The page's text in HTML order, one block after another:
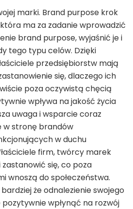
marki. Brand purpose krok
ma za zadanie wprowadzić
brand purpose, wyjaśnić je i
tego typu celów. Dzięki
przedsiębiorstw mają
się, dlaczego ich
poza oczywistą chęcią
wpływa na jakość życia
uwaga i wsparcie coraz
w stronę brandów
w duchu
firm, twórcy marek
się, co poza
wnoszą do społeczeństwa.
że odnalezienie swojego
wpłynąć na rozwój